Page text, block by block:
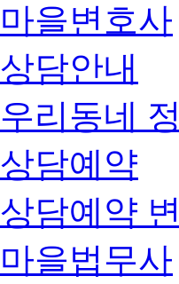
마을변호사
상담안내
우리동네
상담예약
상담예약
마을법무사